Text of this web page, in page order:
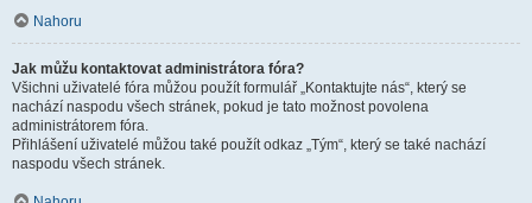
Nahoru
Jak můžu kontaktovat administrátora fóra?
Všichni uživatelé fóra můžou použít formulář „Kontaktujte nás“, který se
nachází naspodu všech stránek, pokud je tato možnost povolena
administrátorem fóra.
Přihlášení uživatelé můžou také použít odkaz „Tým“, který se také nachází
naspodu všech stránek.